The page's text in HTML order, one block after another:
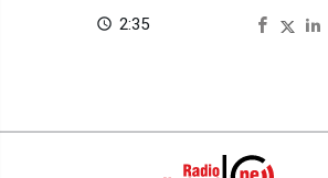
access_time 2:35